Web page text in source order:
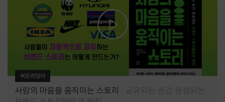
북트레일러
사람의 마음을 움직이는 스토리
공유되는 순간 완성되는